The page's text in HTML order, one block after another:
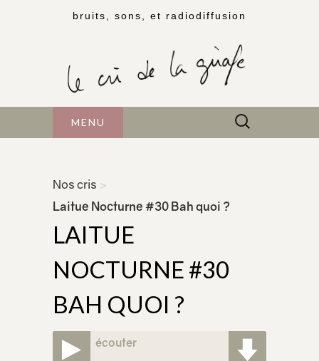
bruits, sons, et radiodiffusion
MENU Rechercher :
Nos cris >
Laitue Nocturne #30 Bah quoi ?
LAITUE
NOCTURNE #30
BAH QUOI ?
écouter